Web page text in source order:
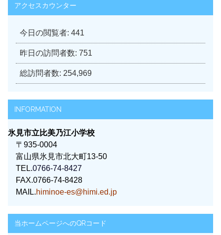
アクセスカウンター
今日の閲覧者: 441
昨日の訪問者数: 751
総訪問者数: 254,969
INFORMATION
氷見市立比美乃江小学校
〒935-0004
富山県氷見市北大町13-50
TEL.0766-74-8427
FAX.0766-74-8428
MAIL.himinoe-es@himi.ed.jp
当ホームページへのQRコード